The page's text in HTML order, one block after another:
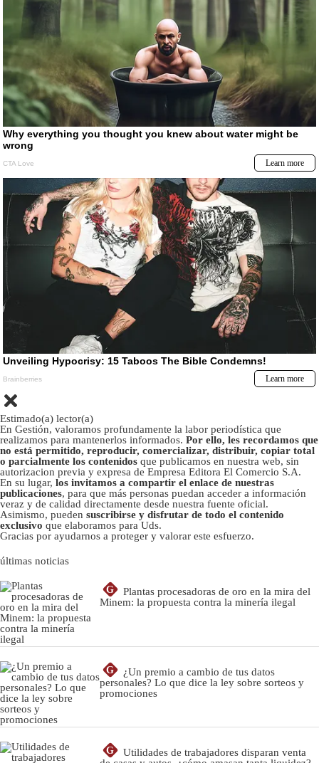
Estimado(a) lector(a)
En Gestión, valoramos profundamente la labor periodística que
realizamos para mantenerlos informados. Por ello, les recordamos que
no está permitido, reproducir, comercializar, distribuir, copiar total
o parcialmente los contenidos que publicamos en nuestra web, sin
autorizacion previa y expresa de Empresa Editora El Comercio S.A.
En su lugar, los invitamos a compartir el enlace de nuestras
publicaciones, para que más personas puedan acceder a información
veraz y de calidad directamente desde nuestra fuente oficial.
Asimismo, pueden suscribirse y disfrutar de todo el contenido
exclusivo que elaboramos para Uds.
Gracias por ayudarnos a proteger y valorar este esfuerzo.
últimas noticias
G
Plantas procesadoras de oro en la mira del
Minem: la propuesta contra la minería ilegal
G
¿Un premio a cambio de tus datos
personales? Lo que dice la ley sobre sorteos y
promociones
G
Utilidades de trabajadores disparan venta